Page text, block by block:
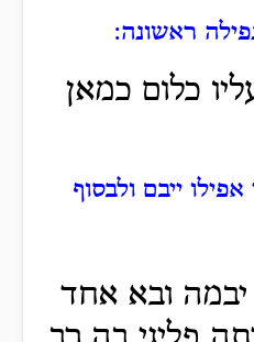
ראשונה:
כלום כמאן
ייבם ולבסוף
ובא אחד